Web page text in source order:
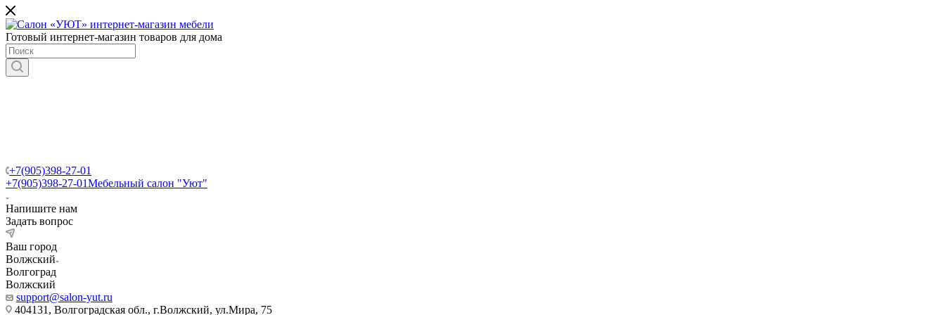
Готовый интернет-магазин товаров для дома
+7(905)398-27-01
+7(905)398-27-01Мебельный салон "Уют"
Напишите нам
Задать вопрос
Ваш город
Волжский
Волгоград
Волжский
support@salon-yut.ru
404131, Волгоградская обл., г.Волжский, ул.Мира, 75